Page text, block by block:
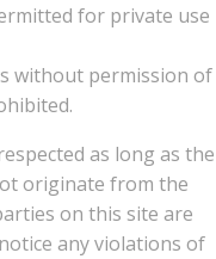
for private use
without permission of
as long as the
originate from the
on this site are
any violations of